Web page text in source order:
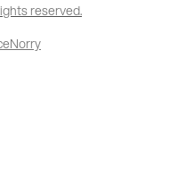
reserved.